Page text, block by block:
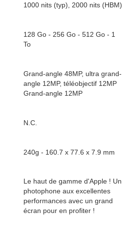
1000 nits (typ), 2000 nits (HBM)
128 Go - 256 Go - 512 Go - 1
To
Grand-angle 48MP, ultra grand-
angle 12MP, téléobjectif 12MP
Grand-angle 12MP
N.C.
240g - 160.7 x 77.6 x 7.9 mm
Le haut de gamme d'Apple ! Un
photophone aux excellentes
performances avec un grand
écran pour en profiter !